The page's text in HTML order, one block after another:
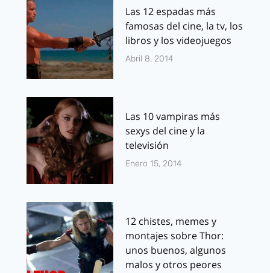
Las 12 espadas más
famosas del cine, la tv, los
libros y los videojuegos
Abril 8, 2014
Las 10 vampiras más
sexys del cine y la
televisión
Enero 15, 2014
12 chistes, memes y
montajes sobre Thor:
unos buenos, algunos
malos y otros peores